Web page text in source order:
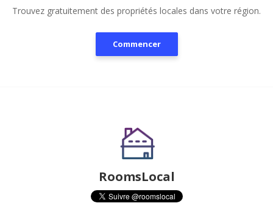
Trouvez gratuitement des propriétés locales dans votre région.
Commencer
RoomsLocal